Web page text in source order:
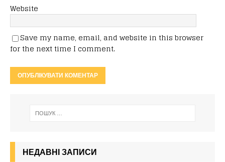
Website
Save my name, email, and website in this browser
for the next time I comment.
НЕДАВНІ ЗАПИСИ